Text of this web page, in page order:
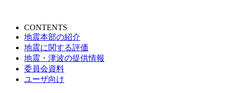
CONTENTS
地震本部の紹介
地震に関する評価
地震・津波の提供情報
委員会資料
ユーザ向け